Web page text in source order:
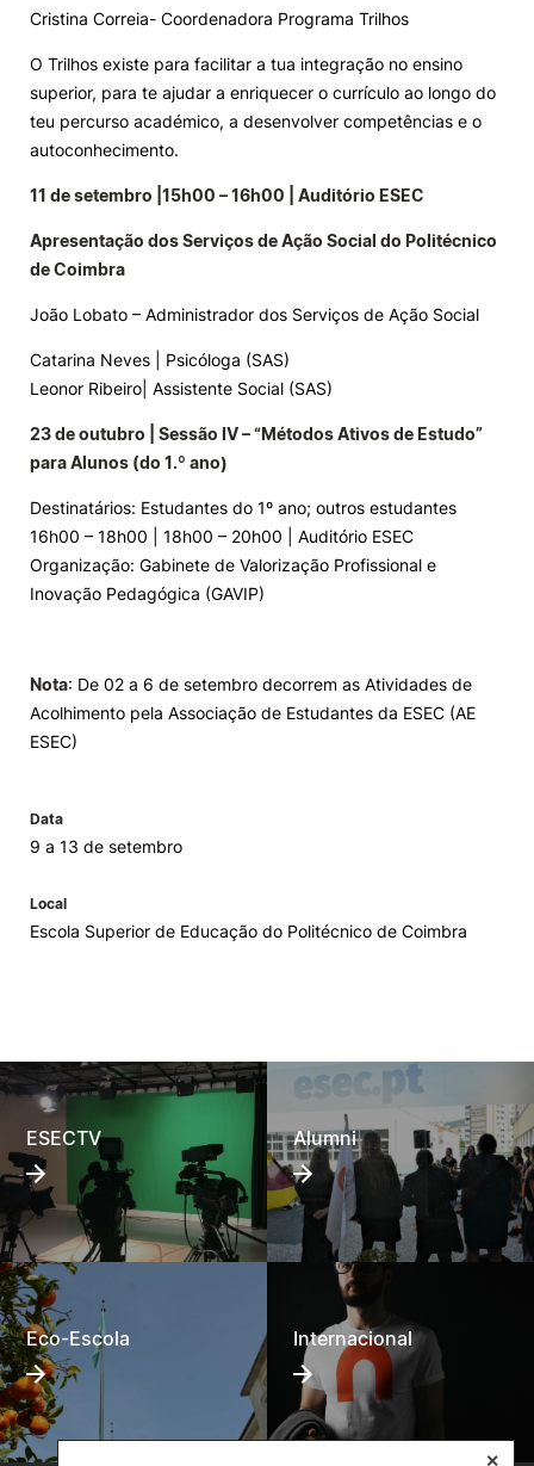
✕
Cristina Correia- Coordenadora Programa Trilhos
O Trilhos existe para facilitar a tua integração no ensino
superior, para te ajudar a enriquecer o currículo ao longo do
teu percurso académico, a desenvolver competências e o
autoconhecimento.
11 de setembro |15h00 – 16h00 | Auditório ESEC
Apresentação dos Serviços de Ação Social do Politécnico
de Coimbra
João Lobato – Administrador dos Serviços de Ação Social
Catarina Neves | Psicóloga (SAS)
Leonor Ribeiro| Assistente Social (SAS)
23 de outubro | Sessão IV – “Métodos Ativos de Estudo”
para Alunos (do 1.º ano)
Destinatários: Estudantes do 1º ano; outros estudantes
16h00 – 18h00 | 18h00 – 20h00 | Auditório ESEC
Organização: Gabinete de Valorização Profissional e
Inovação Pedagógica (GAVIP)
Nota: De 02 a 6 de setembro decorrem as Atividades de
Acolhimento pela Associação de Estudantes da ESEC (AE
ESEC)
Data
9 a 13 de setembro
Local
Escola Superior de Educação do Politécnico de Coimbra
ESECTV Alumni
Eco-Escola Internacional